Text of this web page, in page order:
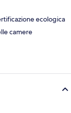
ecologica
camere